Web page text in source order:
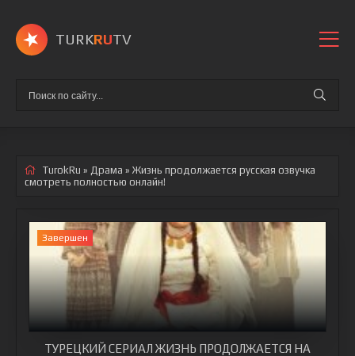
TURKRUTV
TurokRu » Драма » Жизнь продолжается русская озвучка
смотреть полностью онлайн!
Завершен
ТУРЕЦКИЙ СЕРИАЛ ЖИЗНЬ ПРОДОЛЖАЕТСЯ НА